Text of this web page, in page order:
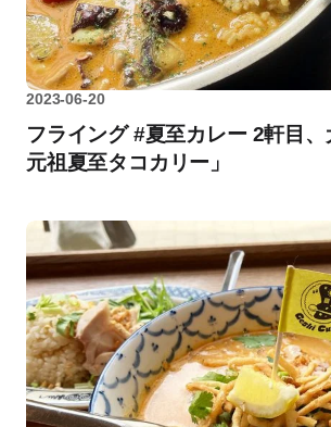
2023-06-20
フライング #夏至カレー 2軒目
元祖夏至タコカリー」